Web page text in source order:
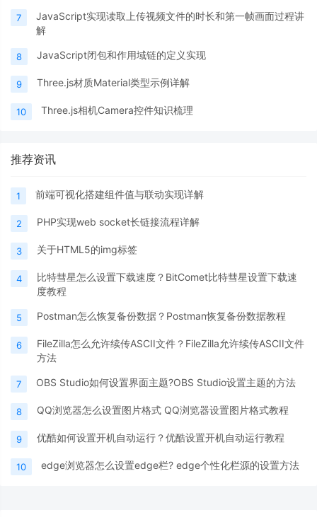
7
JavaScript实现读取上传视频文件的时长和第一帧画面过程讲
解
8 JavaScript闭包和作用域链的定义实现
9 Three.js材质Material类型示例详解
10 Three.js相机Camera控件知识梳理
推荐资讯
1 前端可视化搭建组件值与联动实现详解
2 PHP实现web socket长链接流程详解
3 关于HTML5的img标签
4
比特彗星怎么设置下载速度？BitComet比特彗星设置下载速
度教程
5 Postman怎么恢复备份数据？Postman恢复备份数据教程
6
FileZilla怎么允许续传ASCII文件？FileZilla允许续传ASCII文件
方法
7 OBS Studio如何设置界面主题?OBS Studio设置主题的方法
8 QQ浏览器怎么设置图片格式 QQ浏览器设置图片格式教程
9 优酷如何设置开机自动运行？优酷设置开机自动运行教程
10 edge浏览器怎么设置edge栏? edge个性化栏源的设置方法